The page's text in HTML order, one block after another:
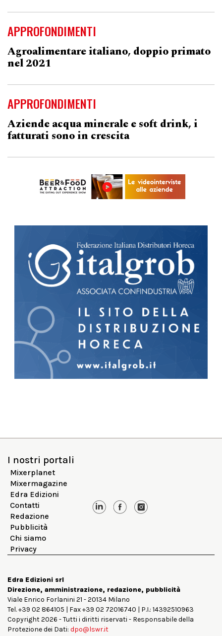
APPROFONDIMENTI
Agroalimentare italiano, doppio primato
nel 2021
APPROFONDIMENTI
Aziende acqua minerale e soft drink, i
fatturati sono in crescita
I nostri portali
Mixerplanet
Mixermagazine
Edra Edizioni
Contatti
Redazione
Pubblicità
Chi siamo
Privacy
Edra Edizioni srl
Direzione, amministrazione, redazione, pubblicità
Viale Enrico Forlanini 21 - 20134 Milano
Tel. +39 02 864105 | Fax +39 02 72016740 | P.I.: 14392510963
Copyright 2026 - Tutti i diritti riservati - Responsabile della
Protezione dei Dati: dpo@lswr.it